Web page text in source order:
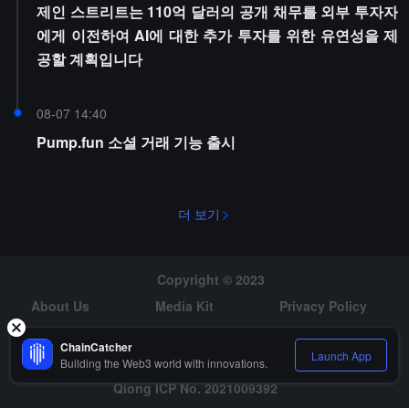
제인 스트리트는 110억 달러의 공개 채무를 외부 투자자
에게 이전하여 AI에 대한 추가 투자를 위한 유연성을 제
공할 계획입니다
08-07 14:40
Pump.fun 소셜 거래 기능 출시
더 보기
Copyright © 2023
About Us
Media Kit
Privacy Policy
Risk Warning
Hiring
Qiong ICP No. 2021009392
ChainCatcher
Building the Web3 world with innovations. Launch App